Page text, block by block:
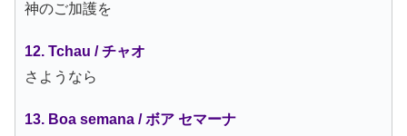
神のご加護を
12. Tchau / チャオ
さようなら
13. Boa semana / ボア セマーナ